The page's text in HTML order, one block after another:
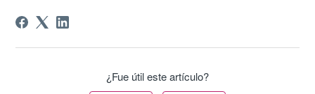
¿Fue útil este artículo?